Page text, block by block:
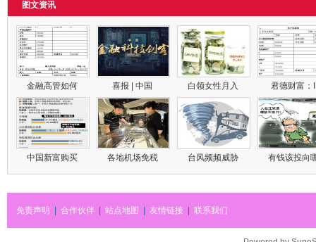
图文资讯
金融高管如何 喜报 | 中国 白领女性月入 君德财富
中国新富购买 各地机场免税 台风频频威胁 有钱该投向
免责声明 合作伙伴 站点地图 友情链接 联系我们